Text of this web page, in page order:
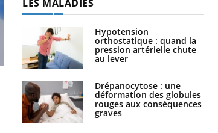
La sieste empêche-t-elle de dormir
la nuit ?
LES MALADIES
Hypotension
orthostatique : quand la
pression artérielle chute
au lever
Drépanocytose : une
déformation des globules
rouges aux conséquences
graves